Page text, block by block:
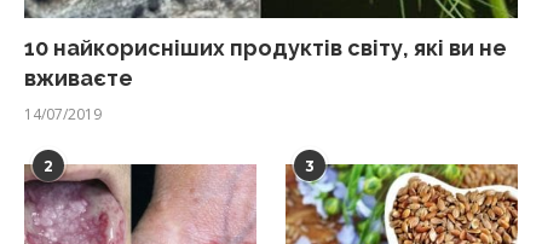
10 найкорисніших продуктів світу, які ви не
вживаєте
14/07/2019
2 3